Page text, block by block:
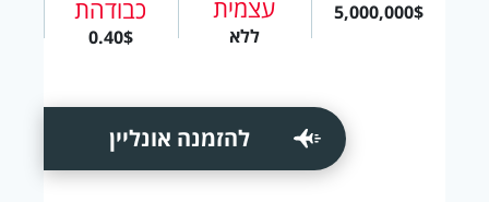
5,000,000$
עצמית
ללא
כבודהת
0.40$
להזמנה אונליין